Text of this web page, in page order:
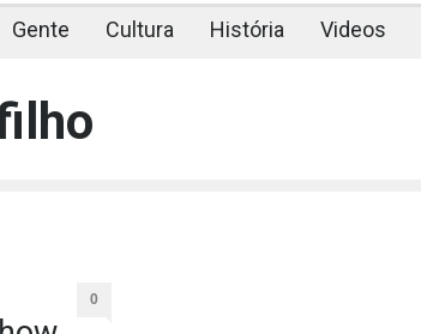
Gente Cultura História Videos
0